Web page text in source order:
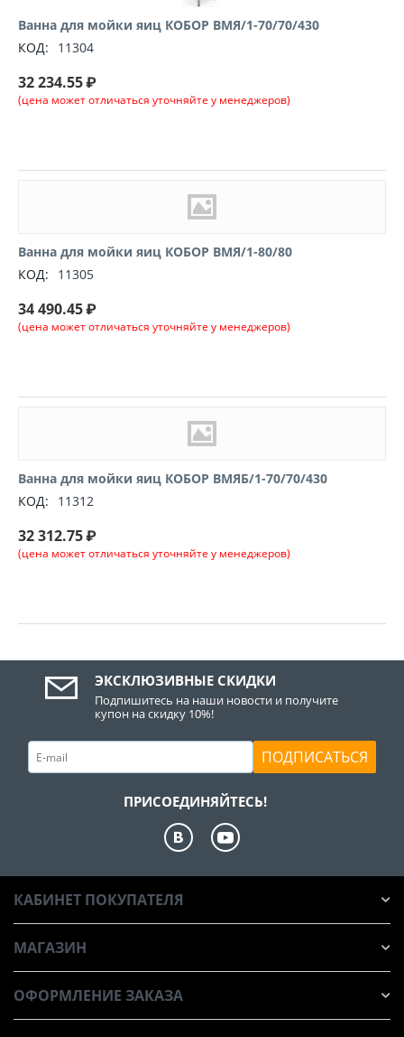
Ванна для мойки яиц КОБОР ВМЯ/1-70/70/430
КОД:
11304
32 234.55₽
(цена может отличаться уточняйте у менеджеров)
Ванна для мойки яиц КОБОР ВМЯ/1-80/80
КОД:
11305
34 490.45₽
(цена может отличаться уточняйте у менеджеров)
Ванна для мойки яиц КОБОР ВМЯБ/1-70/70/430
КОД:
11312
32 312.75₽
(цена может отличаться уточняйте у менеджеров)
ЭКСКЛЮЗИВНЫЕ СКИДКИ
Подпишитесь на наши новости и получите
купон на скидку 10%!
ПОДПИСАТЬСЯ
ПРИСОЕДИНЯЙТЕСЬ!
КАБИНЕТ ПОКУПАТЕЛЯ
МАГАЗИН
ОФОРМЛЕНИЕ ЗАКАЗА